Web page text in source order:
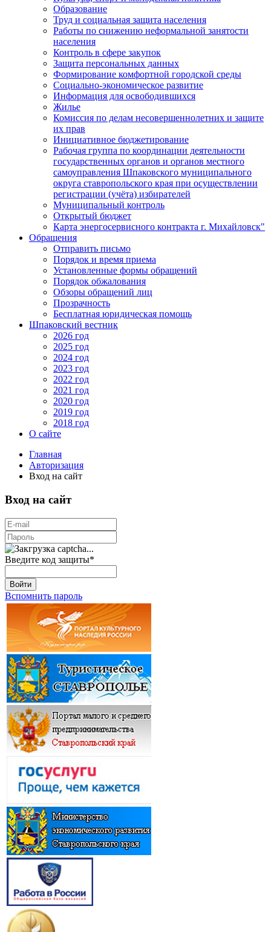
Образование
Труд и социальная защита населения
Работы по снижению неформальной занятости
населения
Контроль в сфере закупок
Защита персональных данных
Формирование комфортной городской среды
Социально-экономическое развитие
Информация для освободившихся
Жилье
Комиссия по делам несовершеннолетних и защите
их прав
Инициативное бюджетирование
Рабочая группа по координации деятельности
государственных органов и органов местного
самоуправления Шпаковского муниципального
округа ставропольского края при осуществлении
регистрации (учёта) избирателей
Муниципальный контроль
Открытый бюджет
Карта энергосервисного контракта г. Михайловск"
Обращения
Отправить письмо
Порядок и время приема
Установленные формы обращений
Порядок обжалования
Обзоры обращений лиц
Прозрачность
Бесплатная юридическая помощь
Шпаковский вестник
2026 год
2025 год
2024 год
2023 год
2022 год
2021 год
2020 год
2019 год
2018 год
О сайте
Главная
Авторизация
Вход на сайт
Вход на сайт
Введите код защиты*
Войти
Вспомнить пароль